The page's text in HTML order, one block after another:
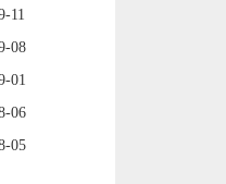
11
08
01
06
05